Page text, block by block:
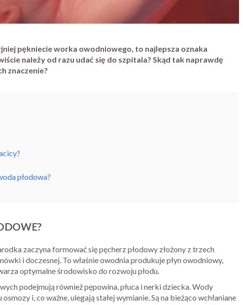
pękniecie worka owodniowego, to najlepsza oznaka
należy od razu udać się do szpitala? Skąd tak naprawdę
znaczenie?
płodowa?
zaczyna formować się pęcherz płodowy złożony z trzech
i doczesnej. To właśnie owodnia produkuje płyn owodniowy,
optymalne środowisko do rozwoju płodu.
podejmują również pępowina, płuca i nerki dziecka. Wody
i, co ważne, ulegają stałej wymianie. Są na bieżąco wchłaniane